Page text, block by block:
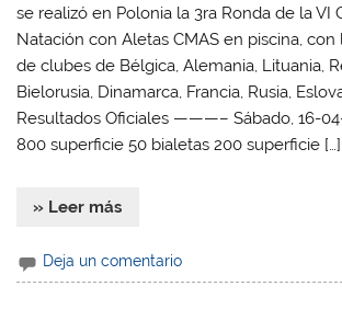
se realizó en Polonia la 3ra Ronda de la VI
Natación con Aletas CMAS en piscina, con
de clubes de Bélgica, Alemania, Lituania,
Bielorusia, Dinamarca, Francia, Rusia,
Resultados Oficiales ———– Sábado, 16-
800 superficie 50 bialetas 200 superficie […]
» Leer más
Deja un comentario